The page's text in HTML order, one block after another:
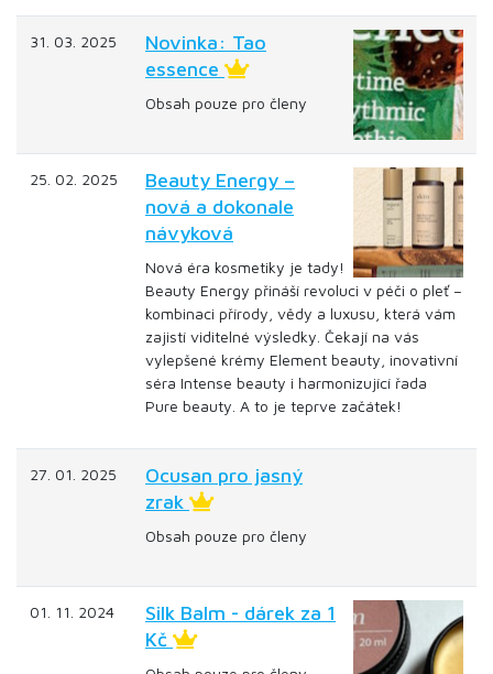
31. 03. 2025
Novinka: Tao
essence
Obsah pouze pro členy
25. 02. 2025
Beauty Energy –
nová a dokonale
návyková
Nová éra kosmetiky je tady!
Beauty Energy přináší revoluci v péči o pleť –
kombinaci přírody, vědy a luxusu, která vám
zajistí viditelné výsledky. Čekají na vás
vylepšené krémy Element beauty, inovativní
séra Intense beauty i harmonizující řada
Pure beauty. A to je teprve začátek!
27. 01. 2025
Ocusan pro jasný
zrak
Obsah pouze pro členy
01. 11. 2024
Silk Balm - dárek za 1
Kč